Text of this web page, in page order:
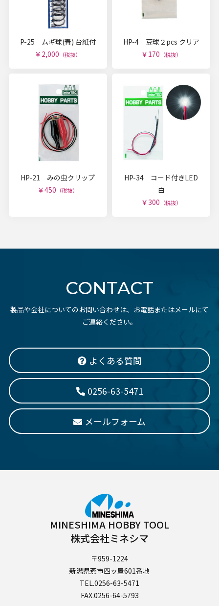
P-25 ムギ球(青) 台紙付
￥2,000 （税抜）
HP-4 豆球２pcs クリア
￥170 （税抜）
HP-21 みの虫クリップ
￥450 （税抜）
HP-34 コード付きLED
白
￥300 （税抜）
CONTACT
製品や会社についてのお問い合わせは、お電話またはメールにて
ご連絡ください。
よくある質問
0256-63-5471
メールフォーム
MINESHIMA HOBBY TOOL
株式会社ミネシマ
〒959-1224
新潟県燕市四ッ屋601番地
TEL.0256-63-5471
FAX.0256-64-5793